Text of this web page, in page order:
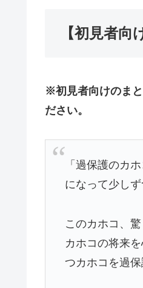
【初見者
※初見者向けのま
ださい。
「過保護のカ
になって少し
このカホコ、
カホコの将来
つカホコを過